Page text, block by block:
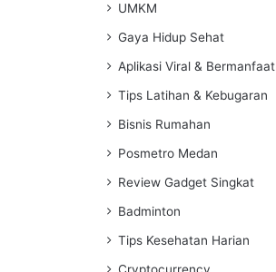
UMKM
Gaya Hidup Sehat
Aplikasi Viral & Bermanfaat
Tips Latihan & Kebugaran
Bisnis Rumahan
Posmetro Medan
Review Gadget Singkat
Badminton
Tips Kesehatan Harian